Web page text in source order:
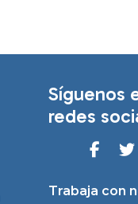
Síguenos
redes
Trabaja con